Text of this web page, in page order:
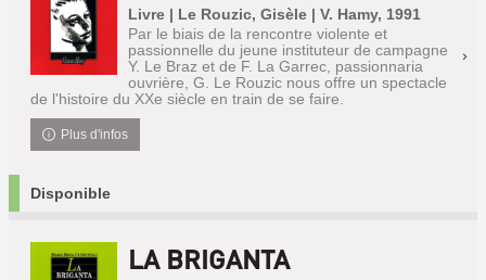
Livre | Le Rouzic, Gisèle | V. Hamy, 1991
Par le biais de la rencontre violente et
passionnelle du jeune instituteur de campagne
Y. Le Braz et de F. La Garrec, passionnaria
ouvrière, G. Le Rouzic nous offre un spectacle
de l'histoire du XXe siècle en train de se faire.
Plus d'infos
Disponible
LA BRIGANTA